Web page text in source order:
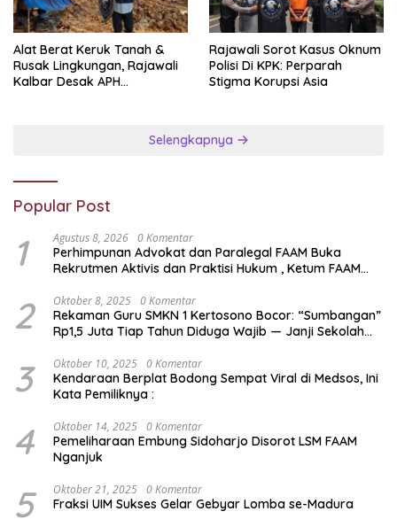
Alat Berat Keruk Tanah &
Rusak Lingkungan, Rajawali
Kalbar Desak APH
Rajawali Sorot Kasus Oknum
Polisi Di KPK: Perparah
Stigma Korupsi Asia
Selengkapnya
Popular Post
1 Agustus 8, 2026 0 Komentar
Perhimpunan Advokat dan Paralegal FAAM Buka
Rekrutmen Aktivis dan Praktisi Hukum , Ketum FAAM
2 Oktober 8, 2025 0 Komentar
Rekaman Guru SMKN 1 Kertosono Bocor: “Sumbangan”
Rp1,5 Juta Tiap Tahun Diduga Wajib — Janji Sekolah
3 Oktober 10, 2025 0 Komentar
Kendaraan Berplat Bodong Sempat Viral di Medsos, Ini
Kata Pemiliknya :
4 Oktober 14, 2025 0 Komentar
Pemeliharaan Embung Sidoharjo Disorot LSM FAAM
Nganjuk
5 Oktober 21, 2025 0 Komentar
Fraksi UIM Sukses Gelar Gebyar Lomba se-Madura